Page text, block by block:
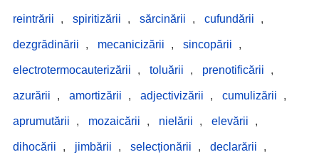
reintrării , spiritizării , sărcinării , cufundării ,
dezgrădinării , mecanicizării , sincopării ,
electrotermocauterizării , toluării , prenotificării ,
azurării , amortizării , adjectivizării , cumulizării ,
aprumutării , mozaicării , nielării , elevării ,
dihocării , jimbării , selecționării , declarării ,